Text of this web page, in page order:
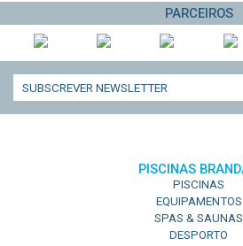
PARCEIROS
PISCINAS
PISCINAS
EQUIPAMENTOS
SPAS & SAUNAS
DESPORTO